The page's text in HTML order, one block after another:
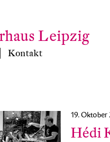
Leipzig
Kontakt
19.
Hédi